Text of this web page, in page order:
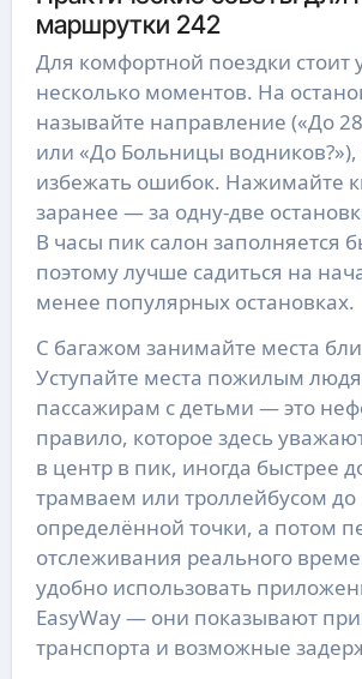
маршрутки 242
Для комфортной поездки стоит
несколько моментов. На
называйте направление («До
или «До Больницы водников?»),
избежать ошибок. Нажимайте
заранее — за одну-две
В часы пик салон заполняется
поэтому лучше садиться на
менее популярных остановках.
С багажом занимайте места
Уступайте места пожилым
пассажирам с детьми — это
правило, которое здесь
в центр в пик, иногда быстрее
трамваем или троллейбусом до
определённой точки, а потом
отслеживания реального
удобно использовать
EasyWay — они показывают
транспорта и возможные